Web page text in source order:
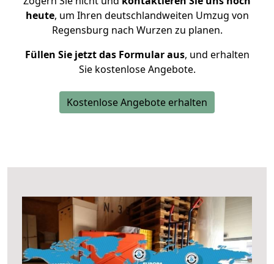
heute, um Ihren deutschlandweiten Umzug von
Regensburg nach Wurzen zu planen.
Füllen Sie jetzt das Formular aus, und erhalten
Sie kostenlose Angebote.
Kostenlose Angebote erhalten